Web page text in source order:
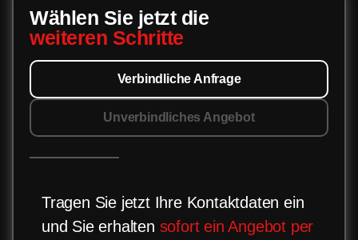
Wählen Sie jetzt die
weiteren Schritte
Verbindliche Anfrage
Unverbindliches Angebot
Tragen Sie jetzt Ihre Kontaktdaten ein
und Sie erhalten sofort ein Angebot per